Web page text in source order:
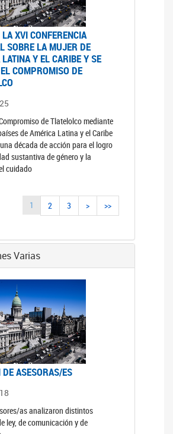
XVI CONFERENCIA
SOBRE LA MUJER DE
Y EL CARIBE Y SE
COMPROMISO DE
de Tlatelolco mediante
de América Latina y el Caribe
década de acción para el logro
sustantiva de género y la
cuidado
1 2 3 > >>
Varias
ASESORAS/ES
as analizaron distintos
ley, de comunicación y de